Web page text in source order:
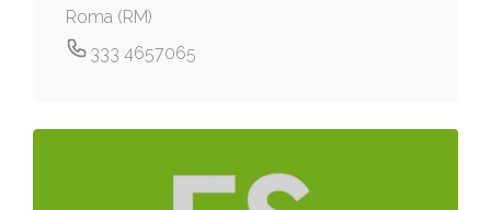
Roma (RM)
333 4657065